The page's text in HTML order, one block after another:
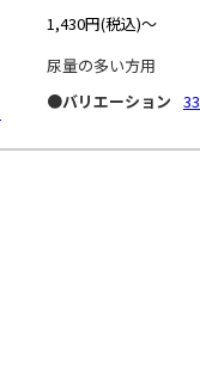
1,430円(税込)～
尿量の多い方用
●バリエーション